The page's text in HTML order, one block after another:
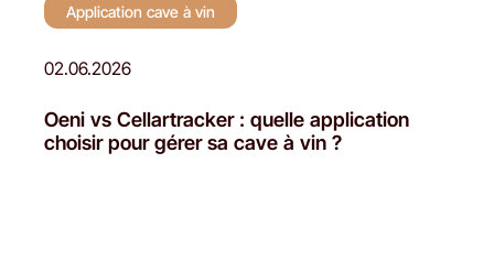
Application cave à vin
02.06.2026
Oeni vs Cellartracker : quelle application
choisir pour gérer sa cave à vin ?